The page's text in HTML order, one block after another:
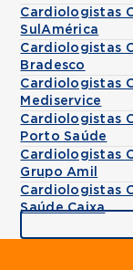
Cardiologistas
SulAmérica
Cardiologistas
Bradesco
Cardiologistas
Mediservice
Cardiologistas
Porto Saúde
Cardiologistas
Grupo Amil
Cardiologistas
Saúde Caixa